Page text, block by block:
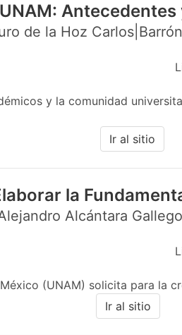
de la Hoz
y la comunidad
Ir al sitio
la
Alcántara
(UNAM) solicita para la
Ir al sitio